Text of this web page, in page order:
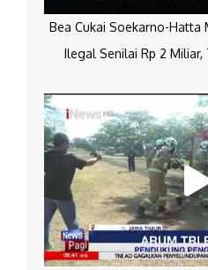
Bea Cukai Soekarno-Hatta
Ilegal Senilai Rp 2 Miliar,